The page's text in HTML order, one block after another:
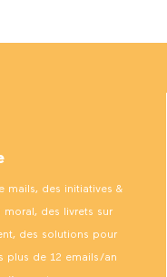
mails, des initiatives &
des livrets sur
des solutions pour
plus de 12 emails/an